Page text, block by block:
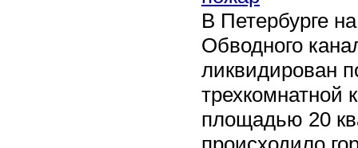
В Петербурге
Обводного
ликвидирован
трехкомнатной
площадью 20